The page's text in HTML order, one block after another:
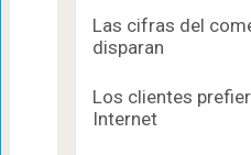
Las cifras del
disparan
Los clientes
Internet